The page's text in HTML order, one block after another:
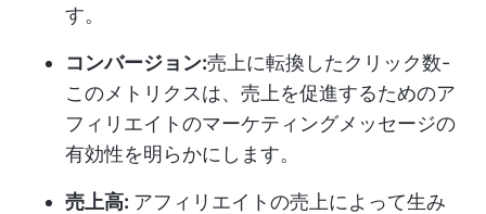
す。
コンバージョン:売上に転換したクリック数-
このメトリクスは、売上を促進するためのア
フィリエイトのマーケティングメッセージの
有効性を明らかにします。
売上高: アフィリエイトの売上によって生み